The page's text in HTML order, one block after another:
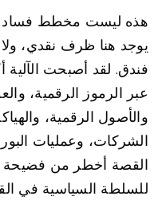
هذه ليست مخطط فساد
يوجد هنا ظرف نقدي،
فندق. لقد أصبحت الآلية
عبر الرموز الرقمية،
والأصول الرقمية،
الشركات، وعمليات
القصة أخطر من فضيحة
للسلطة السياسية في